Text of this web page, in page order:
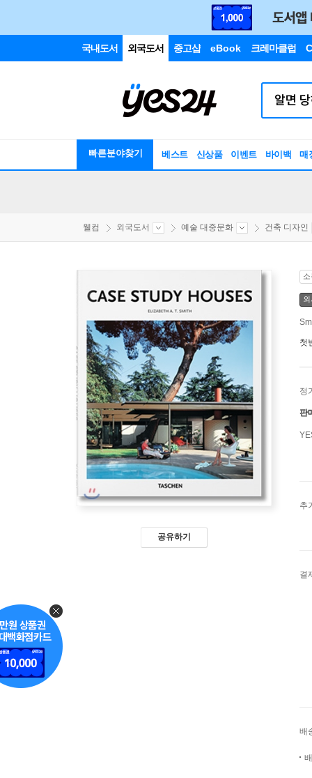
국내도서 외국도서 중고샵 eBook 크레마클럽
빠른분야찾기 베스트 신상품 이벤트 바이백 매
웰컴 외국도서 예술 대중문화 건축 디자인
공유하기
첫
정
판
추
결
배